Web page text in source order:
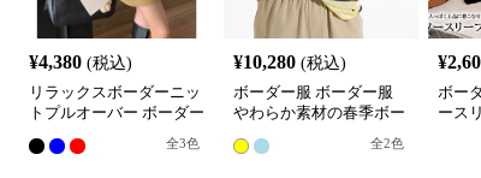
¥4,380 (税込)
リラックスボーダーニッ
トプルオーバー ボーダー
全3色
¥10,280 (税込)
ボーダー服 ボーダー服
やわらか素材の春季ボー
全2色
¥
ボー
ース